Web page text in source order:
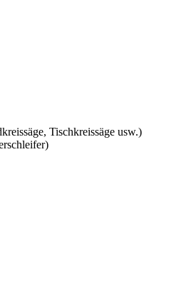
Tischkreissäge usw.)